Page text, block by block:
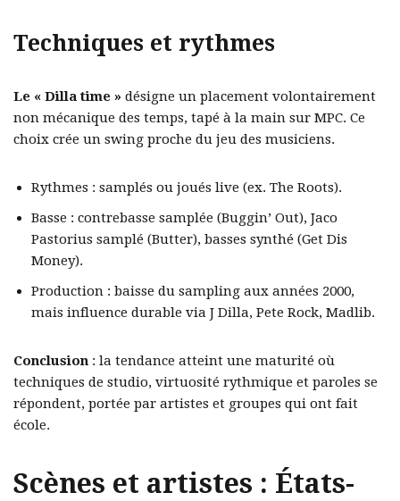
Techniques et rythmes
Le « Dilla time » désigne un placement volontairement
non mécanique des temps, tapé à la main sur MPC. Ce
choix crée un swing proche du jeu des musiciens.
Rythmes : samplés ou joués live (ex. The Roots).
Basse : contrebasse samplée (Buggin’ Out), Jaco
Pastorius samplé (Butter), basses synthé (Get Dis
Money).
Production : baisse du sampling aux années 2000,
mais influence durable via J Dilla, Pete Rock, Madlib.
Conclusion : la tendance atteint une maturité où
techniques de studio, virtuosité rythmique et paroles se
répondent, portée par artistes et groupes qui ont fait
école.
Scènes et artistes : États-